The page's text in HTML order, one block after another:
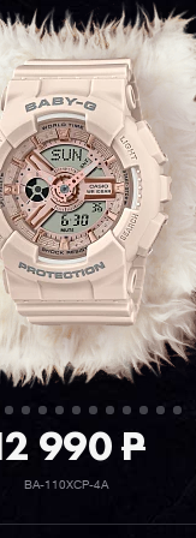
990P
BA-110XCP-4A